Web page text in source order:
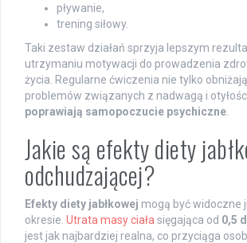
pływanie,
trening siłowy.
Taki zestaw działań sprzyja lepszym
utrzymaniu motywacji do prowadzenia
życia. Regularne ćwiczenia nie tylko
problemów związanych z nadwagą i
poprawiają samopoczucie psychiczne
Jakie są efekty diety
odchudzającej?
Efekty diety jabłkowej mogą być widoczne
okresie. Utrata masy ciała sięgająca od 0,5
jest jak najbardziej realna, co przyciąga